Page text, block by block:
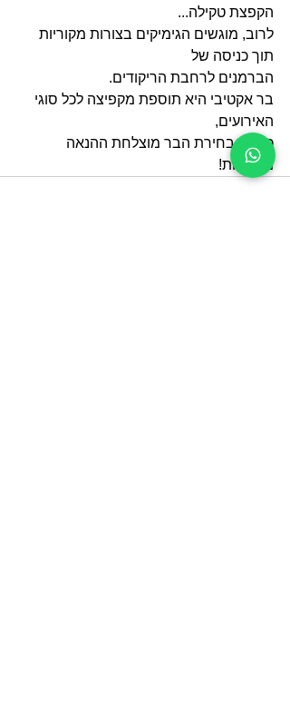
הקפצת טקילה...
לרוב, מוגשים הגימיקים בצורות מקוריות
תוך כניסה של
הברמנים לרחבת הריקודים.
בר אקטיבי היא תוספת מקפיצה לכל סוגי
האירועים,
כאשר בחירת הבר מוצלחת ההנאה
מובטחת!